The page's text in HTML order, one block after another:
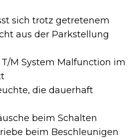
sich trotz getretenem
aus der Parkstellung
M System Malfunction im
die dauerhaft
beim Schalten
beim Beschleunigen